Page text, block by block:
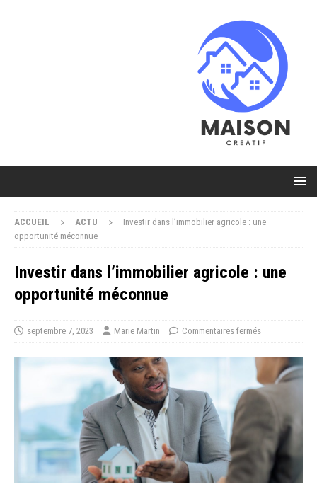
ACCUEIL ACTU
Investir dans l’immobilier agricole : une
opportunité méconnue
Investir dans l’immobilier agricole : une
opportunité méconnue
septembre 7, 2023 Marie Martin Commentaires fermés